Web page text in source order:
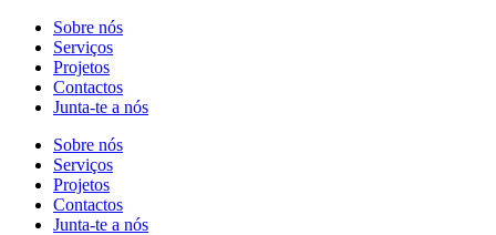
Sobre nós
Serviços
Projetos
Contactos
Junta-te a nós
Sobre nós
Serviços
Projetos
Contactos
Junta-te a nós